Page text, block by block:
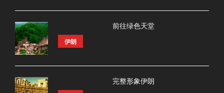
前往绿色天堂
伊朗
完整形象伊朗